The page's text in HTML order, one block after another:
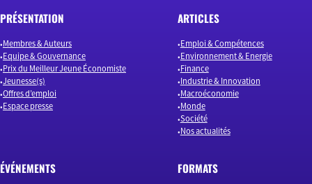
PRÉSENTATION
Membres & Auteurs
Equipe & Gouvernance
Prix du Meilleur Jeune Économiste
Jeunesse(s)
Offres d’emploi
Espace presse
ARTICLES
Emploi & Compétences
Environnement & Energie
Finance
Industrie & Innovation
Macroéconomie
Monde
Société
Nos actualités
ÉVÉNEMENTS FORMATS